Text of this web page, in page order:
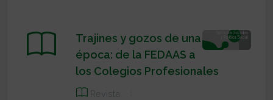
Trajines y gozos de una
época: de la FEDAAS a
los Colegios Profesionales
Revista